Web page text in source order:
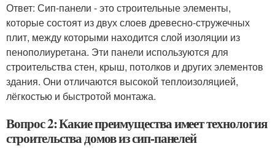
Ответ: Сип-панели - это строительные элементы,
которые состоят из двух слоев древесно-стружечных
плит, между которыми находится слой изоляции из
пенополиуретана. Эти панели используются для
строительства стен, крыш, потолков и других элементов
здания. Они отличаются высокой теплоизоляцией,
лёгкостью и быстротой монтажа.
Вопрос 2: Какие преимущества имеет технология
строительства домов из сип-панелей